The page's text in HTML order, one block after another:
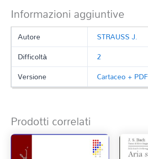
Informazioni aggiuntive
Autore
STRAUSS J.
Difficoltà
2
Versione
Cartaceo + PDF
Prodotti correlati